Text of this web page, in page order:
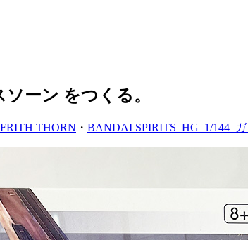
ーン をつくる。
THORN ・ BANDAI SPIRITS_HG_1/144_